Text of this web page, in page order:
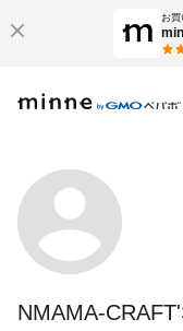
お
NMAMA-